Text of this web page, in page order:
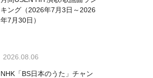
キング（2026年7月3日～2026
年7月30日）
2026.08.06
NHK「BS日本のうた」チャン